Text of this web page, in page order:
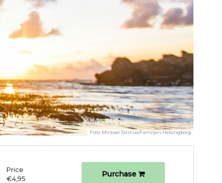
Foto: Mickael Tannus/Familjen Helsingborg
Price
€4,95
Purchase